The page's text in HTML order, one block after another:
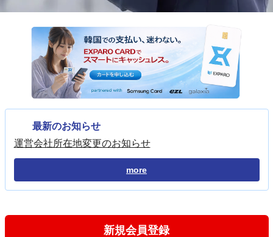
最新のお知らせ
運営会社所在地変更のお知らせ
more
新規会員登録